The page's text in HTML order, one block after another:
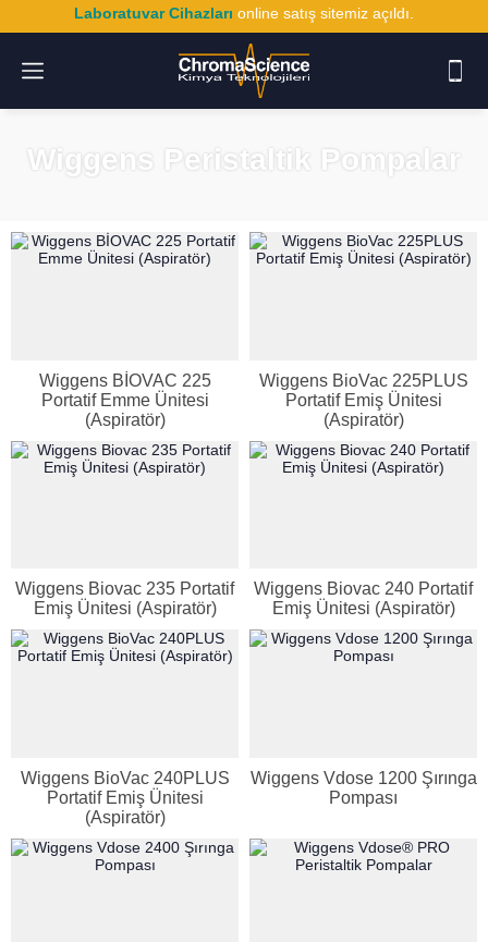
Laboratuvar Cihazları online satış sitemiz açıldı.
Wiggens Peristaltik Pompalar
Wiggens BİOVAC 225
Portatif Emme Ünitesi
(Aspiratör)
Wiggens BioVac 225PLUS
Portatif Emiş Ünitesi
(Aspiratör)
Wiggens Biovac 235 Portatif
Emiş Ünitesi (Aspiratör)
Wiggens Biovac 240 Portatif
Emiş Ünitesi (Aspiratör)
Wiggens BioVac 240PLUS
Portatif Emiş Ünitesi
(Aspiratör)
Wiggens Vdose 1200 Şırınga
Pompası